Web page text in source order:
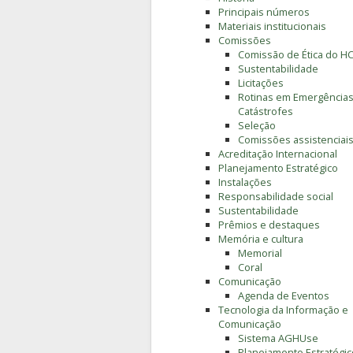
Principais números
Materiais institucionais
Comissões
Comissão de Ética do
Sustentabilidade
Licitações
Rotinas em
Catástrofes
Seleção
Comissões assistenciais
Acreditação Internacional
Planejamento Estratégico
Instalações
Responsabilidade social
Sustentabilidade
Prêmios e destaques
Memória e cultura
Memorial
Coral
Comunicação
Agenda de Eventos
Tecnologia da Informação e
Comunicação
Sistema AGHUse